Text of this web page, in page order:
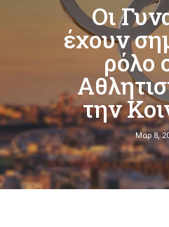
Οι
έχουν
ρόλο
την
Μαρ 8,